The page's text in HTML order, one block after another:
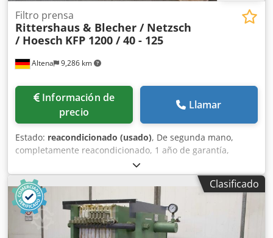
Altena 9,286 km
Filtro prensa
Rittershaus & Blecher / Netzsch
/ Hoesch KFP 1200 / 40 - 125
Información de
precio
Llamar
Estado: reacondicionado (usado), De segunda mano,
completamente reacondicionado, 1 año de garantía,
formato de placa de 1200 x 1200 mm, capacidad de 40 a
125 placas, salida abierta o cerrada, grosor de la torta de
20, 25 o 30 mm, presión máxima de 15 bar, volumen de
1200 a 4500 litros, superficie del filtro de 85 a 350 m²,
dimensiones de 7000 a 13.500 x 1800 x 2400 mm, peso de
10.000 a 28.000 kg, transporte automático de placas,
Clasificado